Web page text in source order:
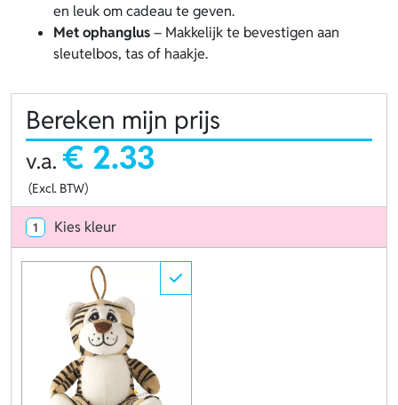
en leuk om cadeau te geven.
Met ophanglus– Makkelijk te bevestigen aan
sleutelbos, tas of haakje.
Bereken mijn prijs
v.a. € 2.33
(Excl. BTW)
1 Kies kleur